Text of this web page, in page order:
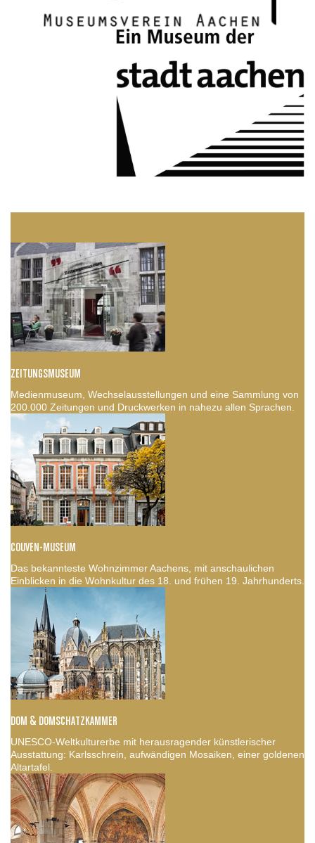
ZEITUNGSMUSEUM
Medienmuseum, Wechselausstellungen und eine Sammlung von
200.000 Zeitungen und Druckwerken in nahezu allen Sprachen.
COUVEN-MUSEUM
Das bekannteste Wohnzimmer Aachens, mit anschaulichen
Einblicken in die Wohnkultur des 18. und frühen 19. Jahrhunderts.
DOM & DOMSCHATZKAMMER
UNESCO-Weltkulturerbe mit herausragender künstlerischer
Ausstattung: Karlsschrein, aufwändigen Mosaiken, einer goldenen
Altartafel.